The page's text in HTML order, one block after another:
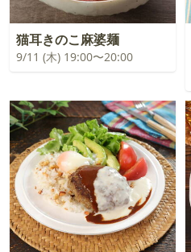
猫耳きのこ麻婆麺
9/11 (木) 19:00〜20:00